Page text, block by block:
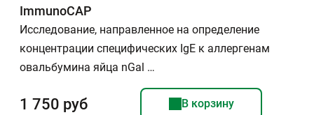
ImmunoCAP
Исследование, направленное на определение
концентрации специфических IgE к аллергенам
овальбумина яйца nGal …
1 750 руб В корзину